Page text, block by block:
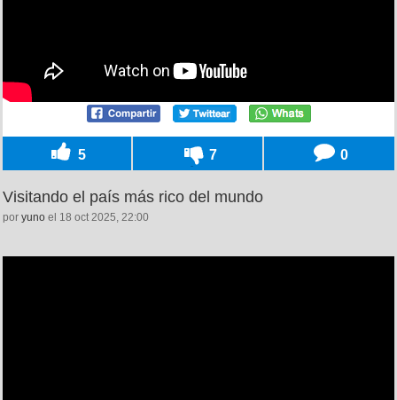
5 7 0
Visitando el país más rico del mundo
por yuno el 18 oct 2025, 22:00